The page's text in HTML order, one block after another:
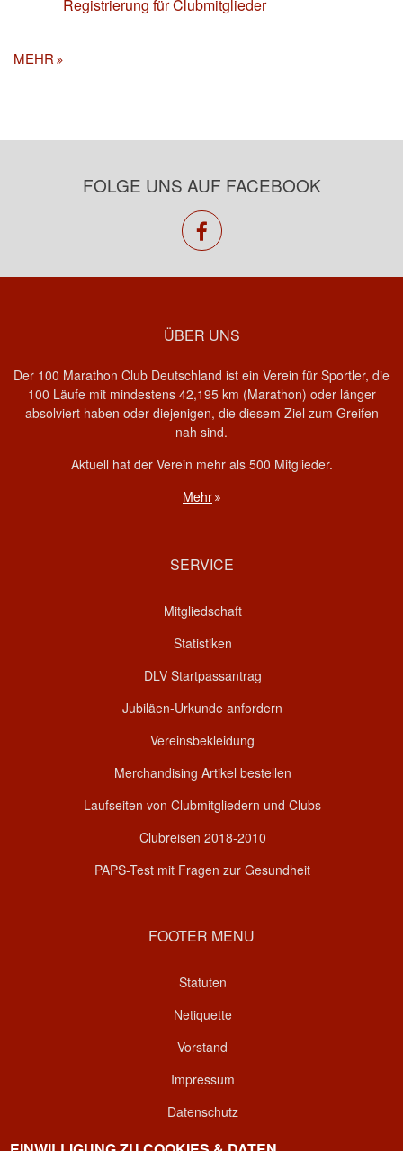
Registrierung für Clubmitglieder
MEHR
FOLGE UNS AUF FACEBOOK
facebook
ÜBER UNS
Der 100 Marathon Club Deutschland ist ein Verein für Sportler, die
100 Läufe mit mindestens 42,195 km (Marathon) oder länger
absolviert haben oder diejenigen, die diesem Ziel zum Greifen
nah sind.
Aktuell hat der Verein mehr als 500 Mitglieder.
Mehr
SERVICE
Mitgliedschaft
Statistiken
DLV Startpassantrag
Jubiläen-Urkunde anfordern
Vereinsbekleidung
Merchandising Artikel bestellen
Laufseiten von Clubmitgliedern und Clubs
Clubreisen 2018-2010
PAPS-Test mit Fragen zur Gesundheit
FOOTER MENU
Statuten
Netiquette
Vorstand
Impressum
Datenschutz
Kontakt